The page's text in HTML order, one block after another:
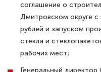
соглашение о
Дмитровском округе
рублей и запуском
стекла и
рабочих мест;